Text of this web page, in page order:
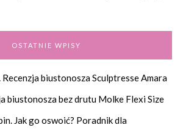
OSTATNIE WPISY
biustonosza Sculptresse Amara
biustonosza bez drutu Molke Flexi Size
Jak go oswoić? Poradnik dla